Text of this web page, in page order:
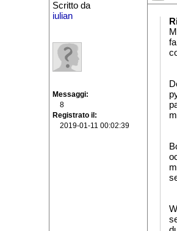
Scritto da
iulian
Messaggi
8
Registrato il
2019-01-11 00:02:39